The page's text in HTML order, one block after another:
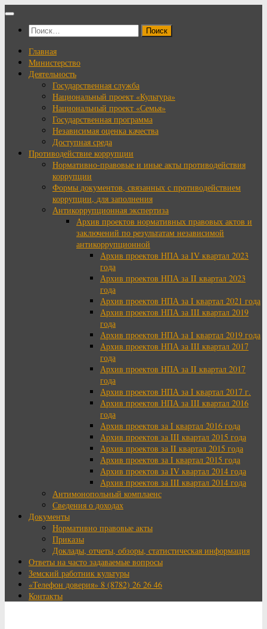
Перейти
содержимому
Найти:
Главная
Министерство
Деятельность
Государственная служба
Национальный проект «Культура»
Национальный проект «Семья»
Государственная программа
Независимая оценка качества
Доступная среда
Противодействие коррупции
Нормативно-правовые и иные акты противодействия
коррупции
Формы документов, связанных с противодействием
коррупции, для заполнения
Антикоррупционная экспертиза
Архив проектов нормативных правовых актов и
заключений по результатам независимой
антикоррупционной
Архив проектов НПА за IV квартал 2023
года
Архив проектов НПА за II квартал 2023
года
Архив проектов НПА за I квартал 2021 года
Архив проектов НПА за III квартал 2019
года
Архив проектов НПА за I квартал 2019 года
Архив проектов НПА за III квартал 2017
года
Архив проектов НПА за II квартал 2017
года
Архив проектов НПА за I квартал 2017 г.
Архив проектов НПА за III квартал 2016
года
Архив проектов за I квартал 2016 года
Архив проектов за III квартал 2015 года
Архив проектов за II квартал 2015 года
Архив проектов за I квартал 2015 года
Архив проектов за IV квартал 2014 года
Архив проектов за III квартал 2014 года
Антимонопольный комплаенс
Сведения о доходах
Документы
Нормативно правовые акты
Приказы
Доклады, отчеты, обзоры, статистическая информация
Ответы на часто задаваемые вопросы
Земский работник культуры
«Телефон доверия» 8 (8782) 26 26 46
Контакты